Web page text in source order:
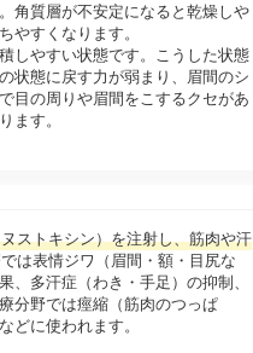
角質層が不安定になると乾燥しや
やすくなります。
しやすい状態です。こうした状態
状態に戻す力が弱まり、眉間のシ
目の周りや眉間をこするクセがあ
ます。
ストキシン）を注射し、筋肉や汗
は表情ジワ（眉間・額・目尻な
、多汗症（わき・手足）の抑制、
分野では痙縮（筋肉のつっぱ
どに使われます。